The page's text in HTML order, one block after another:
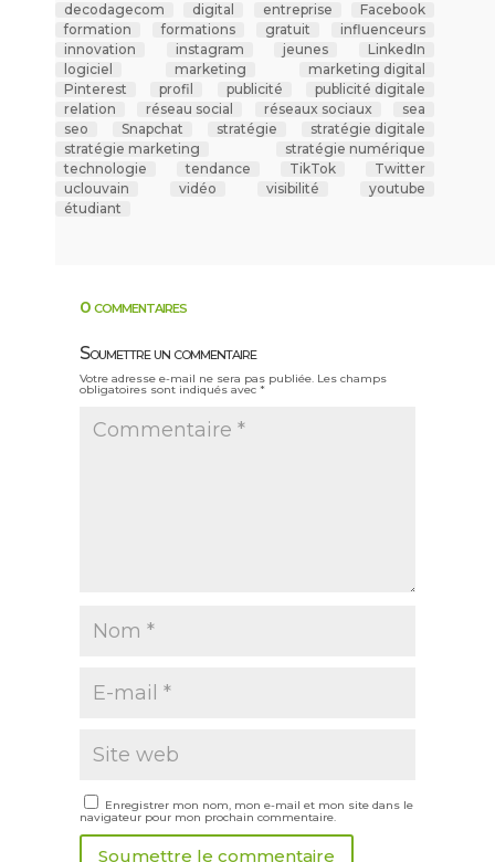
decodagecom
digital entreprise
Facebook
formation
formations gratuit
influenceurs
innovation
instagram jeunes
LinkedIn
logiciel
marketing
marketing digital
Pinterest
profil publicité
publicité digitale
relation
réseau social réseaux sociaux
sea
seo
Snapchat stratégie
stratégie digitale
stratégie marketing
stratégie numérique
technologie
tendance TikTok
Twitter
uclouvain
vidéo visibilité
youtube
étudiant
0 commentaires
Soumettre un commentaire
Votre adresse e-mail ne sera pas publiée. Les champs
obligatoires sont indiqués avec *
Enregistrer mon nom, mon e-mail et mon site dans le
navigateur pour mon prochain commentaire.
Soumettre le commentaire